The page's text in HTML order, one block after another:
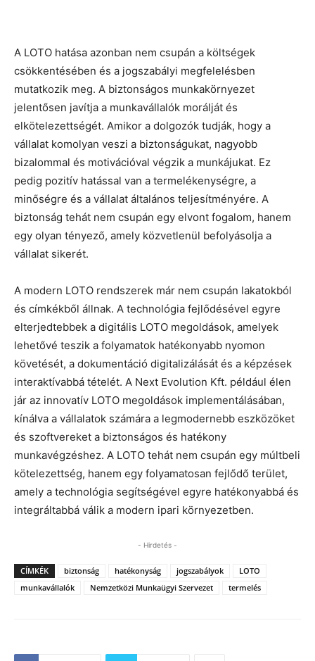
A LOTO hatása azonban nem csupán a költségek
csökkentésében és a jogszabályi megfelelésben
mutatkozik meg. A biztonságos munkakörnyezet
jelentősen javítja a munkavállalók morálját és
elkötelezettségét. Amikor a dolgozók tudják, hogy a
vállalat komolyan veszi a biztonságukat, nagyobb
bizalommal és motivációval végzik a munkájukat. Ez
pedig pozitív hatással van a termelékenységre, a
minőségre és a vállalat általános teljesítményére. A
biztonság tehát nem csupán egy elvont fogalom, hanem
egy olyan tényező, amely közvetlenül befolyásolja a
vállalat sikerét.
A modern LOTO rendszerek már nem csupán lakatokból
és címkékből állnak. A technológia fejlődésével egyre
elterjedtebbek a digitális LOTO megoldások, amelyek
lehetővé teszik a folyamatok hatékonyabb nyomon
követését, a dokumentáció digitalizálását és a képzések
interaktívabbá tételét. A Next Evolution Kft. például élen
jár az innovatív LOTO megoldások implementálásában,
kínálva a vállalatok számára a legmodernebb eszközöket
és szoftvereket a biztonságos és hatékony
munkavégzéshez. A LOTO tehát nem csupán egy múltbeli
kötelezettség, hanem egy folyamatosan fejlődő terület,
amely a technológia segítségével egyre hatékonyabbá és
integráltabbá válik a modern ipari környezetben.
- Hirdetés -
CÍMKÉK biztonság hatékonyság jogszabályok
LOTO
munkavállalók
Nemzetközi Munkaügyi Szervezet termelés